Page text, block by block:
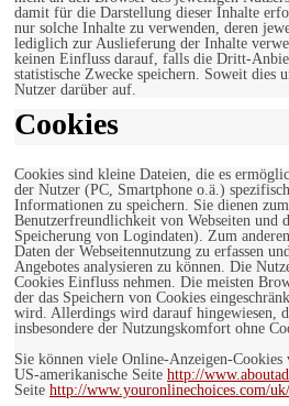
damit für die Darstellung dieser Inhalte
nur solche Inhalte zu verwenden, deren
lediglich zur Auslieferung der Inhalte
keinen Einfluss darauf, falls die Dritt-
statistische Zwecke speichern. Soweit dies
Nutzer darüber auf.
Cookies
Cookies sind kleine Dateien, die es
der Nutzer (PC, Smartphone o.ä.)
Informationen zu speichern. Sie dienen
Benutzerfreundlichkeit von Webseiten und
Speicherung von Logindaten). Zum
Daten der Webseitennutzung zu erfassen
Angebotes analysieren zu können. Die
Cookies Einfluss nehmen. Die meisten
der das Speichern von Cookies
wird. Allerdings wird darauf hingewiesen,
insbesondere der Nutzungskomfort ohne
Sie können viele Online-Anzeigen-Cookies
US-amerikanische Seite http://
Seite http://www.youronlinechoices.com/